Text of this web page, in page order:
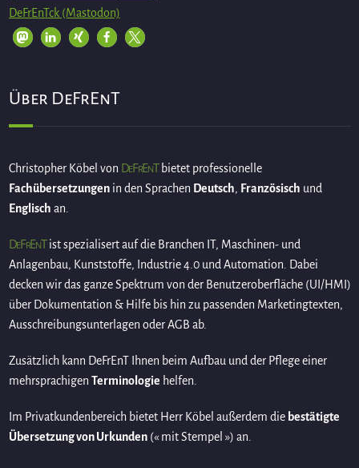
DeFrEnTck (Mastodon)
Über DeFrEnT
Christopher Köbel von DeFrEnTbietet professionelle
Fachübersetzungenin den Sprachen Deutsch, Französisch und
Englisch an.
DeFrEnTist spezialisert auf die Branchen IT, Maschinen- und
Anlagenbau, Kunststoffe, Industrie 4.0 und Automation. Dabei
decken wir das ganze Spektrum von der Benutzeroberfläche (UI/HMI)
über Dokumentation & Hilfe bis hin zu passenden Marketingtexten,
Ausschreibungsunterlagen oder AGB ab.
Zusätzlich kann DeFrEnT Ihnen beim Aufbau und der Pflege einer
mehrsprachigen Terminologie helfen.
Im Privatkundenbereich bietet Herr Köbel außerdem die bestätigte
Übersetzung von Urkunden(« mit Stempel ») an.